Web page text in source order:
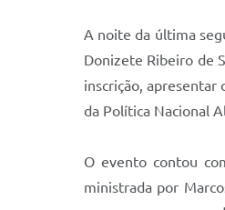
A noite da última
Donizete Ribeiro de
inscrição, apresentar
da Política Nacional
O evento contou
ministrada por